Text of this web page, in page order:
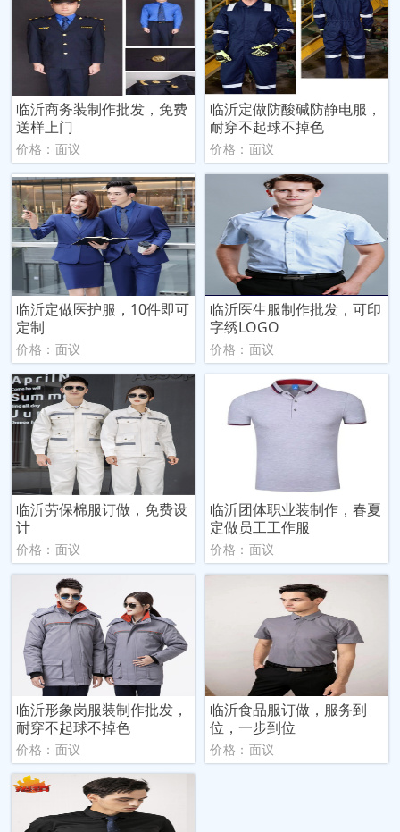
临沂商务装制作批发，免费
送样上门
价格：面议
临沂定做防酸碱防静电服，
耐穿不起球不掉色
价格：面议
临沂定做医护服，10件即可
定制
价格：面议
临沂医生服制作批发，可印
字绣LOGO
价格：面议
临沂劳保棉服订做，免费设
计
价格：面议
临沂团体职业装制作，春夏
定做员工工作服
价格：面议
临沂形象岗服装制作批发，
耐穿不起球不掉色
价格：面议
临沂食品服订做，服务到
位，一步到位
价格：面议